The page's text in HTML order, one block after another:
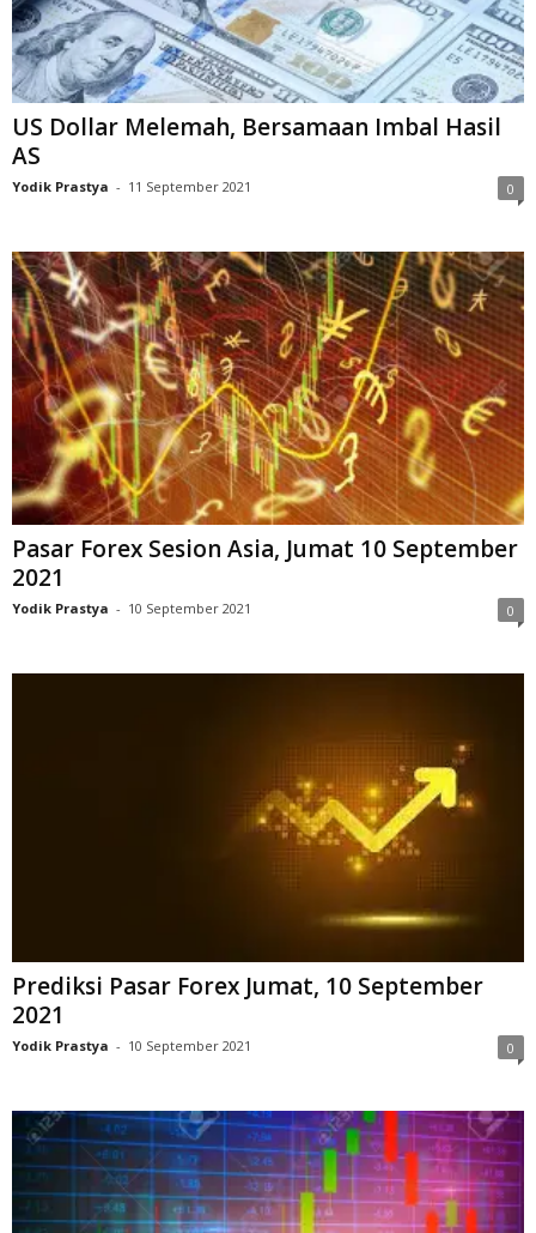
US Dollar Melemah, Bersamaan Imbal Hasil
AS
Yodik Prastya - 11 September 2021 0
Pasar Forex Sesion Asia, Jumat 10 September
2021
Yodik Prastya - 10 September 2021 0
Prediksi Pasar Forex Jumat, 10 September
2021
Yodik Prastya - 10 September 2021 0